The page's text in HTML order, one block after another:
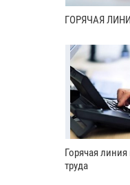
ГОРЯЧАЯ
Горячая
труда